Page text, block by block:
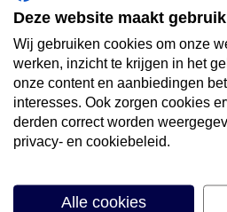
€35,- korting
volgende
Meld je aan voor onze
Deze website maakt
Wij gebruiken cookies om onze
werken, inzicht te krijgen in het
onze content en aanbiedingen
interesses. Ook zorgen cookies
derden correct worden
privacy- en cookiebeleid.
Alle cookies